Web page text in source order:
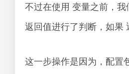
不过在使用 变量之前，
返回值进行了判断，如果
这一步操作是因为，配置